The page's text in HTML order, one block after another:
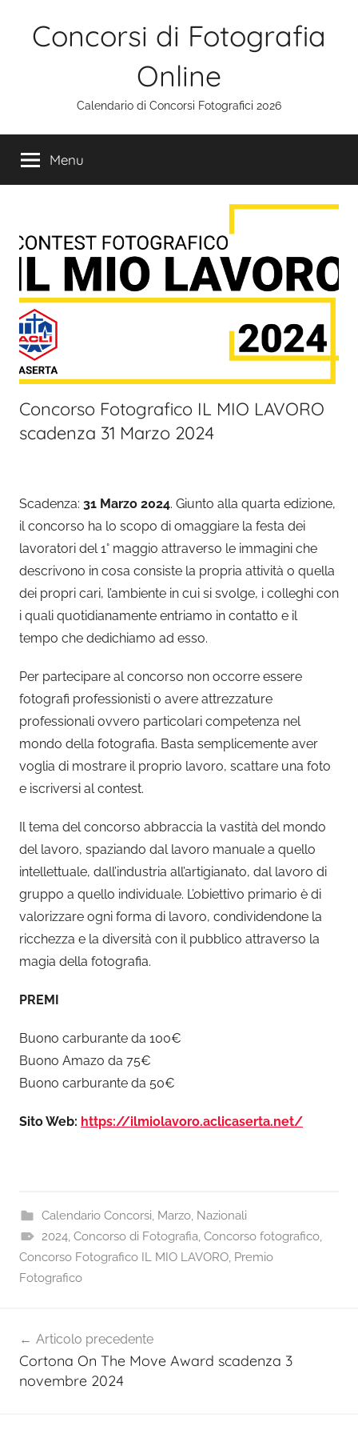
Concorsi di Fotografia
Online
Calendario di Concorsi Fotografici 2026
Menu
Concorso Fotografico IL MIO LAVORO
scadenza 31 Marzo 2024
Scadenza: 31 Marzo 2024. Giunto alla quarta edizione,
il concorso ha lo scopo di omaggiare la festa dei
lavoratori del 1° maggio attraverso le immagini che
descrivono in cosa consiste la propria attività o quella
dei propri cari, l’ambiente in cui si svolge, i colleghi con
i quali quotidianamente entriamo in contatto e il
tempo che dedichiamo ad esso.
Per partecipare al concorso non occorre essere
fotografi professionisti o avere attrezzature
professionali ovvero particolari competenza nel
mondo della fotografia. Basta semplicemente aver
voglia di mostrare il proprio lavoro, scattare una foto
e iscriversi al contest.
Il tema del concorso abbraccia la vastità del mondo
del lavoro, spaziando dal lavoro manuale a quello
intellettuale, dall’industria all’artigianato, dal lavoro di
gruppo a quello individuale. L’obiettivo primario è di
valorizzare ogni forma di lavoro, condividendone la
ricchezza e la diversità con il pubblico attraverso la
magia della fotografia.
PREMI
Buono carburante da 100€
Buono Amazo da 75€
Buono carburante da 50€
Sito Web: https://ilmiolavoro.aclicaserta.net/
Calendario Concorsi, Marzo, Nazionali
2024, Concorso di Fotografia, Concorso fotografico,
Concorso Fotografico IL MIO LAVORO, Premio
Fotografico
articoli
Articolo precedente
Cortona On The Move Award scadenza 3
novembre 2024